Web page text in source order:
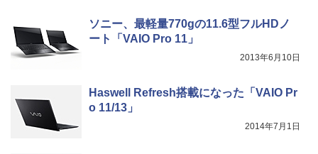
￥250
by Amazon 炭酸水 ラベルレス 500ml ×24本
￥1,625
版ビッグガンガンコミックス)
ソニー、最軽量770gの11.6型フルHDノ
ート「VAIO Pro 11」
2013年6月10日
Haswell Refresh搭載になった「VAIO Pr
o 11/13」
2014年7月1日